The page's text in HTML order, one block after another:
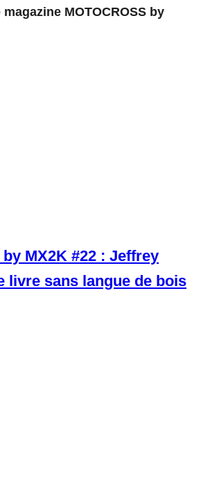
MOTOCROSS by
MX2K #22 : Jeffrey
livre sans langue de bois